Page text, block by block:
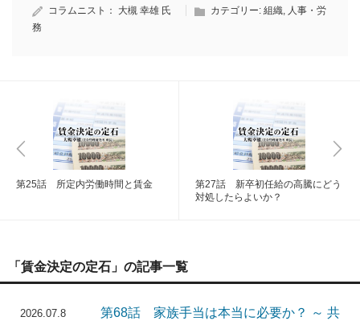
コラムニスト： 大槻 幸雄 氏 カテゴリー: 組織, 人事・労
務
第25話 所定内労働時間と賃金
第27話 新卒初任給の高騰にどう
対処したらよいか？
「賃金決定の定石」の記事一覧
2026.07.8
第68話 家族手当は本当に必要か？ ～ 共